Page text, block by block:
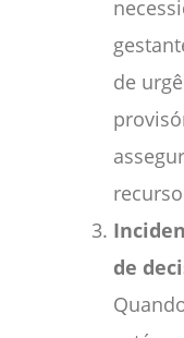
de
de